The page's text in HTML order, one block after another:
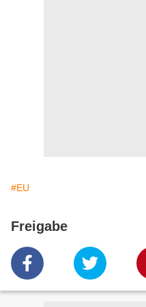
#EU
Freigabe